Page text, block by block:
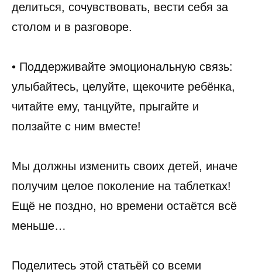
делиться, сочувствовать, вести себя за
столом и в разговоре.
• Поддерживайте эмоциональную связь:
улыбайтесь, целуйте, щекочите ребёнка,
читайте ему, танцуйте, прыгайте и
ползайте с ним вместе!
Мы должны изменить своих детей, иначе
получим целое поколение на таблетках!
Ещё не поздно, но времени остаётся всё
меньше…
Поделитесь этой статьёй со всеми